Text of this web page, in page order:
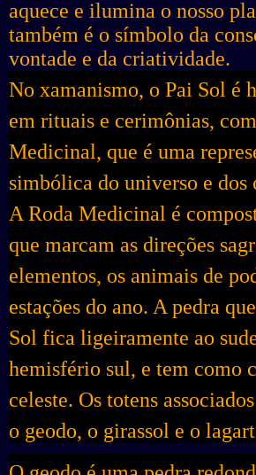
aquece e ilumina o nosso
também é o símbolo da
vontade e da criatividade.
No xamanismo, o Pai Sol é
em rituais e cerimônias,
Medicinal, que é uma
simbólica do universo e dos
A Roda Medicinal é
que marcam as direções
elementos, os animais de
estações do ano. A pedra
Sol fica ligeiramente ao
hemisfério sul, e tem como
celeste. Os totens
o geodo, o girassol e o